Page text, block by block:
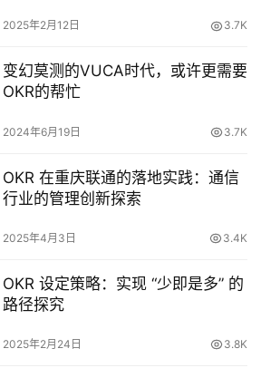
2025年2月12日 3.7K
变幻莫测的VUCA时代，或许更需要
OKR的帮忙
2024年6月19日 3.7K
OKR 在重庆联通的落地实践：通信
行业的管理创新探索
2025年4月3日 3.4K
OKR 设定策略：实现 “少即是多” 的
路径探究
2025年2月24日 3.8K